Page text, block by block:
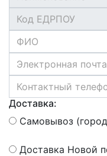
Доставка:
Самовывоз
Доставка Новой